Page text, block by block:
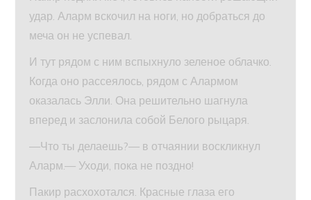
удар. Аларм вскочил на ноги, но добраться до
меча он не успевал.
И тут рядом с ним вспыхнуло зеленое облачко.
Когда оно рассеялось, рядом с Алармом
оказалась Элли. Она решительно шагнула
вперед и заслонила собой Белого рыцаря.
—Что ты делаешь?— в отчаянии воскликнул
Аларм.— Уходи, пока не поздно!
Пакир расхохотался. Красные глаза его